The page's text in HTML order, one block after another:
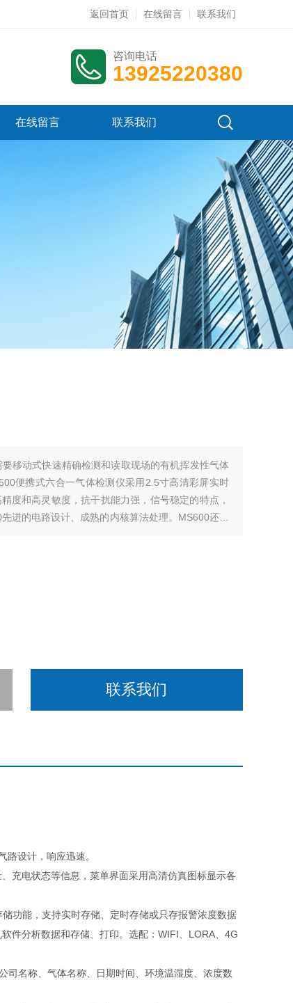
返回首页 在线留言 联系我们
咨询电话
13925220380
在线留言 联系我们
移动式快速精确检测和读取现场的有机挥发性气体
便携式六合一气体检测仪采用2.5寸高清彩屏实时
度和高灵敏度，抗干扰能力强，信号稳定的特点，
进的电路设计、成熟的内核算法处理。MS600还可
联系我们
设计，响应迅速。
充电状态等信息，菜单界面采用高清仿真图标显示各
功能，支持实时存储、定时存储或只存报警浓度数据
件分析数据和存储、打印。选配：WIFI、LORA、4G
司名称、气体名称、日期时间、环境温湿度、浓度数